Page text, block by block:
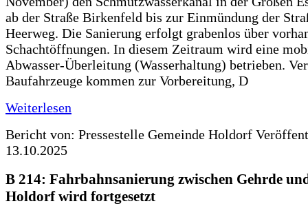
ab der Straße Birkenfeld bis zur Einmündung der
Heerweg. Die Sanierung erfolgt grabenlos über
Schachtöffnungen. In diesem Zeitraum wird eine
Abwasser-Überleitung (Wasserhaltung) betrieben.
Baufahrzeuge kommen zur Vorbereitung, D
Weiterlesen
Bericht von: Pressestelle Gemeinde Holdorf
13.10.2025
B 214: Fahrbahnsanierung zwischen Gehrde
Holdorf wird fortgesetzt